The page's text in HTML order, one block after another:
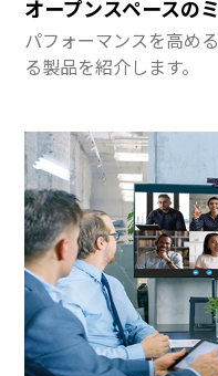
オープンスペースの
パフォーマンスを高め
る製品を紹介します。